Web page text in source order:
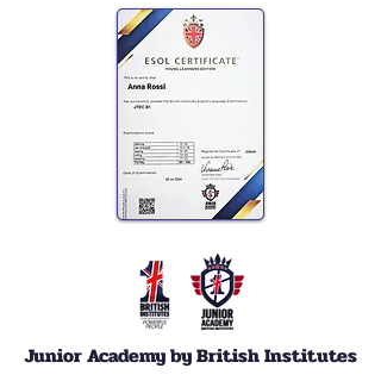
Junior Academy by British Institutes